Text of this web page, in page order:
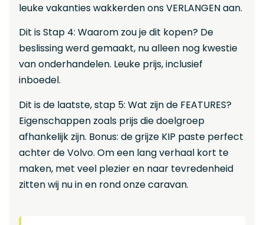
leuke vakanties wakkerden ons VERLANGEN aan.
Dit is Stap 4: Waarom zou je dit kopen? De
beslissing werd gemaakt, nu alleen nog kwestie
van onderhandelen. Leuke prijs, inclusief
inboedel.
Dit is de laatste, stap 5: Wat zijn de FEATURES?
Eigenschappen zoals prijs die doelgroep
afhankelijk zijn. Bonus: de grijze KIP paste perfect
achter de Volvo. Om een lang verhaal kort te
maken, met veel plezier en naar tevredenheid
zitten wij nu in en rond onze caravan.